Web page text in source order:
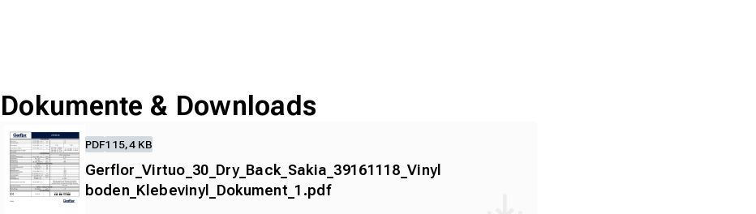
Dokumente & Downloads
PDF115,4 KB
Gerflor_Virtuo_30_Dry_Back_Sakia_39161118_Vinyl
boden_Klebevinyl_Dokument_1.pdf